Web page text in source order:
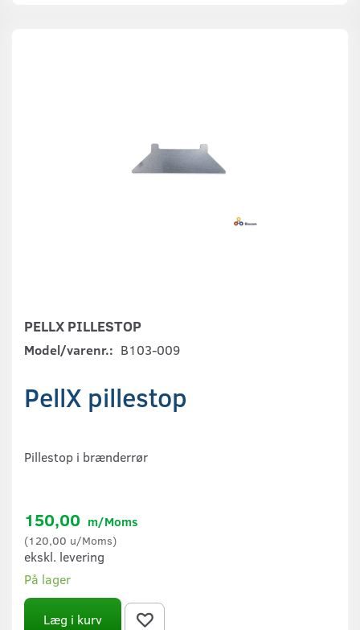
PELLX PILLESTOP
Model/varenr.: B103-009
PellX pillestop
Pillestop i brænderrør
150,00 m/Moms
(120,00 u/Moms)
ekskl. levering
På lager
Læg i kurv